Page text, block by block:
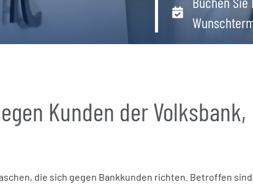
Kunden der Volksbank,
die sich gegen Bankkunden richten. Betroffen sind